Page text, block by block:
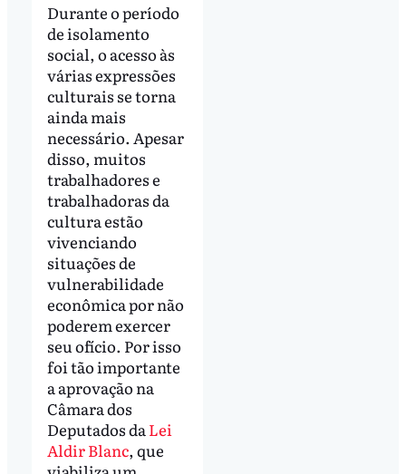
Durante o período
de isolamento
social, o acesso às
várias expressões
culturais se torna
ainda mais
necessário. Apesar
disso, muitos
trabalhadores e
trabalhadoras da
cultura estão
vivenciando
situações de
vulnerabilidade
econômica por não
poderem exercer
seu ofício. Por isso
foi tão importante
a aprovação na
Câmara dos
Deputados daLei
Aldir Blanc, que